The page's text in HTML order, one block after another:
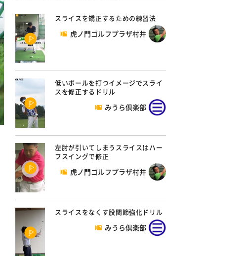
スライスを矯正するための練習法
虎ノ門ゴルフプラザ村井
低いボールを打つイメージでスライ
スを修正するドリル
みうら倶楽部
左肘が引いてしまうスライスはハー
フスイングで修正
虎ノ門ゴルフプラザ村井
スライスをなくす股関節強化ドリル
みうら倶楽部